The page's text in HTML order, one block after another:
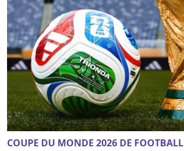
COUPE DU MONDE 2026 DE FOOTBALL